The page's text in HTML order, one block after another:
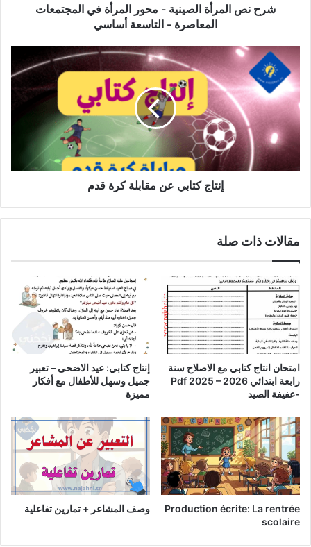
المعاصرة
أساسي
شرح نص المرأة الصينية - محور المرأة في المجتمعات
المعاصرة - التاسعة أساسي
إنتاج
كتابي
عن
مقابلة
كرة
قدم
إنتاج كتابي عن مقابلة كرة قدم
مقالات ذات صلة
امتحان انتاج كتابي مع الاصلاح سنة
رابعة ابتدائي Pdf 2025 – 2026
-عفيفة الصيد
إنتاج كتابي: عيد الاضحى – تعبير
جميل وسهل للأطفال مع أفكار
مميزة
Production écrite: La rentrée
scolaire
وصف المشاعر + تمارين تفاعلية